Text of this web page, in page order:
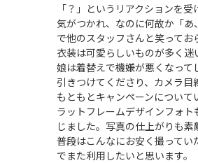
「？」というリアクションを
気がつかれ、なのに何故か「
で他のスタッフさんと笑ってお
衣装は可愛らしいものが多く迷
娘は着替えで機嫌が悪くなっ
引きつけてくださり、カメラ目
もともとキャンペーンについ
ラットフレームデザインフォ
じました。写真の仕上がりも素
普段はこんなにお安く撮って
でまた利用したいと思います。